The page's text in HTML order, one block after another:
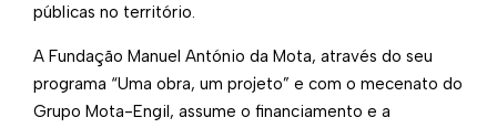
públicas no território.
A Fundação Manuel António da Mota, através do seu
programa “Uma obra, um projeto” e com o mecenato do
Grupo Mota-Engil, assume o financiamento e a